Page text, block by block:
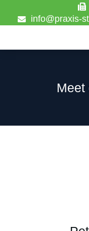
info@praxis-
Meet